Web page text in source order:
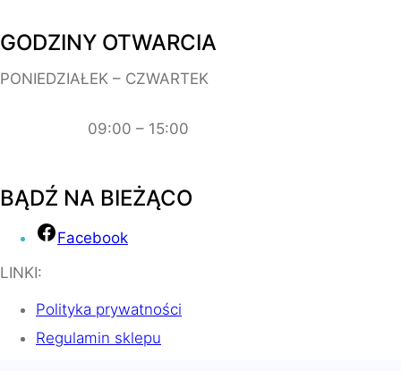
GODZINY OTWARCIA
PONIEDZIAŁEK – CZWARTEK
09:00 – 15:00
BĄDŹ NA BIEŻĄCO
Facebook
LINKI:
Polityka prywatności
Regulamin sklepu